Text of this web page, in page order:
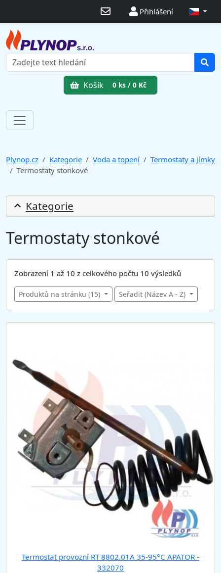
Přihlášení
Košík 0 ks / 0 Kč
Plynop.cz Kategorie Voda a topení
Termostaty a jímky
Termostaty stonkové
Kategorie
Termostaty stonkové
Zobrazení 1 až 10 z celkového počtu 10 výsledků
Produktů na stránku (15) Seřadit (Název A - Z)
Termostat provozní RT 8802.01A 35-95°C APATOR -
332070